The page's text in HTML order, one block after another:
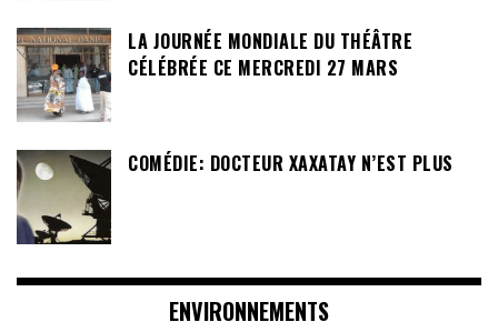
LA JOURNÉE MONDIALE DU THÉÂTRE
CÉLÉBRÉE CE MERCREDI 27 MARS
COMÉDIE: DOCTEUR XAXATAY N’EST PLUS
ENVIRONNEMENTS